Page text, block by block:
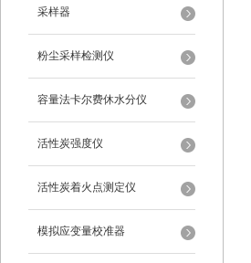
采样器
粉尘采样检测仪
容量法卡尔费休水分仪
活性炭强度仪
活性炭着火点测定仪
模拟应变量校准器